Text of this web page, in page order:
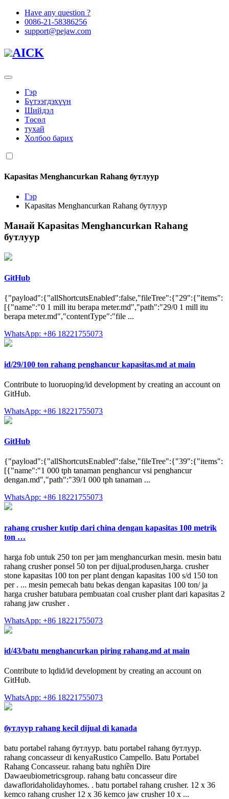
Have any question ?
0086-21-58386256
support@pejaw.com
AICK
Гэр
Бүтээгдэхүүн
Шийдэл
Төсөл
тухай
Холбоо барих
Kapasitas Menghancurkan Rahang бутлуур
Гэр
Kapasitas Menghancurkan Rahang бутлуур
Манай Kapasitas Menghancurkan Rahang
бутлуур
GitHub
{"payload":{"allShortcutsEnabled":false,"fileTree":{"29":{"items":
[{"name":"0 1 mill itu berapa meter.md","path":"29/0 1 mill itu
berapa meter.md","contentType":"file ...
WhatsApp: +86 18221755073
id/29/100 ton rahang penghancur kapasitas.md at main
Contribute to luoruoping/id development by creating an account on
GitHub.
WhatsApp: +86 18221755073
GitHub
{"payload":{"allShortcutsEnabled":false,"fileTree":{"39":{"items":
[{"name":"1 000 tph tanaman penghancur vsi penghancur
dengan.md","path":"39/1 000 tph tanaman ...
WhatsApp: +86 18221755073
rahang crusher kutip dari china dengan kapasitas 100 metrik
ton …
harga fob untuk 250 ton per jam menghancurkan mesin. mesin batu
rahang crusher ponsel 50 ton per dijual,produsen,harga. crusher
stone kapasitas 100 ton per plant dengan kapasitas 100 s/d 150 ton
per . ... mesin pemecah batu bekas dengan kapasitas 100 ton/ ja
harga crusher batubara pembuatan coal crusher plant dari kapasitas 2
rahang jaw crusher .
WhatsApp: +86 18221755073
id/43/batu menghancurkan piring rahang.md at main
Contribute to lqdid/id development by creating an account on
GitHub.
WhatsApp: +86 18221755073
бутлуур rahang kecil dijual di kanada
batu portabel rahang бутлуур. batu portabel rahang бутлуур.
rahang concasseur di kenyaRustico Campello. Batu Portabel
Rahang Concasseur. rahang batu nghiền Dire
Dawaeubiometricsgroup. rahang batu concasseur dire
dawafloridaholidayhomes. . batu portabel rahang crusher. 12 x 36
kemco rahang crusher 12 x 36 kemco jaw crusher 10 x ...